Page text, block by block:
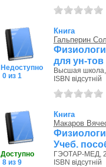
Недоступно
0 из 1
Книга
Гальперин
для ун-
Высшая
ISBN відсутній
Доступно
8 из 9
Книга
Макаров
Учеб.
ГЭОТАР-МЕД,
ISBN відсутній